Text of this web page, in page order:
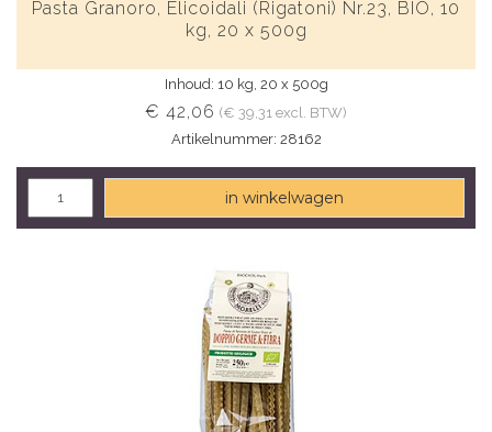
Pasta Granoro, Elicoidali (Rigatoni) Nr.23, BIO, 10
kg, 20 x 500g
Inhoud: 10 kg, 20 x 500g
€ 42,06 (€ 39,31 excl. BTW)
Artikelnummer: 28162
in winkelwagen